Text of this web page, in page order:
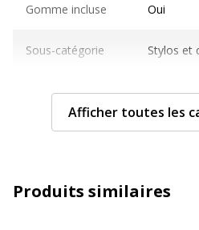
Gomme incluse Oui
Sous-catégorie Stylos et
Type de produit roller
Type de produit Roller
Afficher toutes les
Produits similaires